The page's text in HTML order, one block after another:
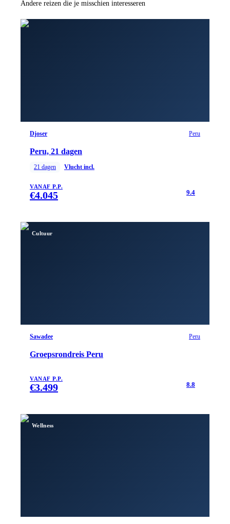
Andere reizen die je misschien interesseren
Djoser Peru
Peru, 21 dagen
21 dagen Vlucht incl.
VANAF P.P.
€4.045 9.4
Cultuur
Sawadee Peru
Groepsrondreis Peru
VANAF P.P.
€3.499 8.8
Wellness